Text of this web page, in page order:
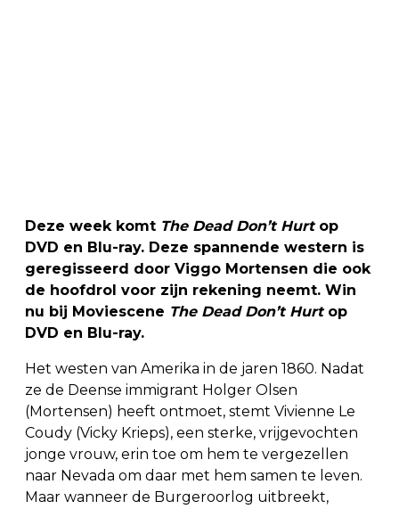
Deze week komt The Dead Don’t Hurtop
DVD en Blu-ray. Deze spannende western is
geregisseerd door Viggo Mortensen die ook
de hoofdrol voor zijn rekening neemt. Win
nu bij Moviescene The Dead Don’t Hurtop
DVD en Blu-ray.
Het westen van Amerika in de jaren 1860. Nadat
ze de Deense immigrant Holger Olsen
(Mortensen) heeft ontmoet, stemt Vivienne Le
Coudy (Vicky Krieps), een sterke, vrijgevochten
jonge vrouw, erin toe om hem te vergezellen
naar Nevada om daar met hem samen te leven.
Maar wanneer de Burgeroorlog uitbreekt,